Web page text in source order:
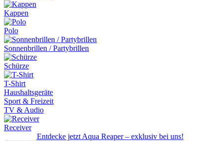
Kappen
Polo
Sonnenbrillen / Partybrillen
Schürze
T-Shirt
Haushaltsgeräte
Sport & Freizeit
TV & Audio
Receiver
Entdecke jetzt Aqua Reaper – exklusiv bei uns!